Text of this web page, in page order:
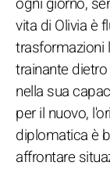
vita di Olivia è
trasformazioni
trainante
nella sua
per il nuovo,
diplomatica è
affrontare